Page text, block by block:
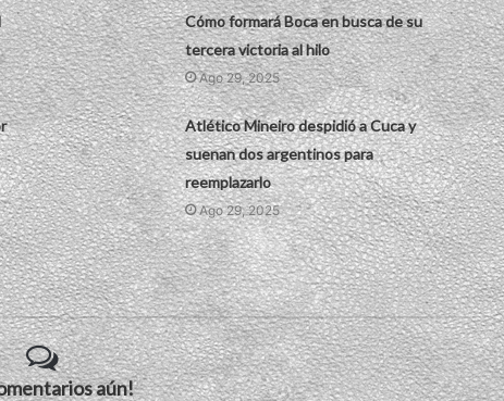
Cómo formará Boca en busca de su
tercera victoria al hilo
Ago 29, 2025
Atlético Mineiro despidió a Cuca y
suenan dos argentinos para
reemplazarlo
Ago 29, 2025
aún!